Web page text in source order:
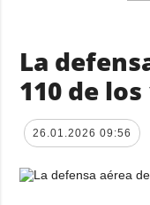
La
110 de
26.01.2026 09:56